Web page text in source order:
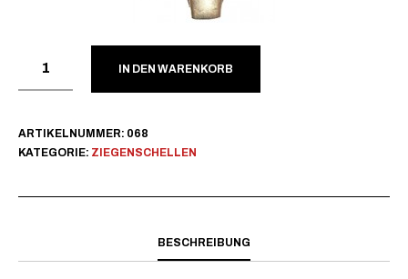
IN DEN WARENKORB
ARTIKELNUMMER: 068
KATEGORIE: ZIEGENSCHELLEN
BESCHREIBUNG